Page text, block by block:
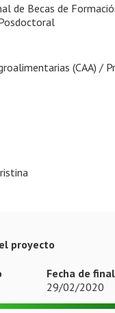
de Becas de
(CAA) /
proyecto
Fecha de
29/02/2020